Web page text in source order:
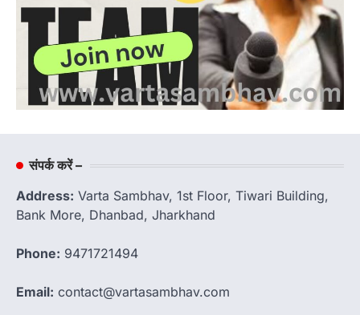
संपर्क करें –
Address: Varta Sambhav, 1st Floor, Tiwari Building,
Bank More, Dhanbad, Jharkhand
Phone: 9471721494
Email: contact@vartasambhav.com